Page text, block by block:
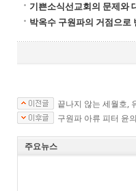
기쁜소식선교회의 문제와
박옥수 구원파의 거점으로
끝나지 않는 세월호,
구원파 아류 피터 윤
주요뉴스